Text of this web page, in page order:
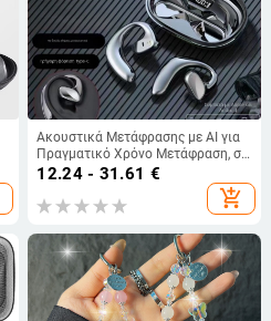
Ακουστικά Μετάφρασης με AI για
Πραγματικό Χρόνο Μετάφραση, σε
Ακουστικά, Bluetooth 5.0, IPX3
Αυτονομία Μπαταρίας 4–8 h
12.24 - 31.61 €
add_shopping_cart